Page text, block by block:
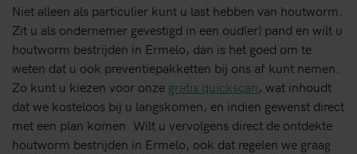
Niet alleen als particulier kunt u last hebben van houtworm.
Zit u als ondernemer gevestigd in een oud(er) pand en wilt u
houtworm bestrijden in Ermelo, dan is het goed om te
weten dat u ook preventiepakketten bij ons af kunt nemen.
Zo kunt u kiezen voor onze gratis quickscan, wat inhoudt
dat we kosteloos bij u langskomen, en indien gewenst direct
met een plan komen. Wilt u vervolgens direct de ontdekte
houtworm bestrijden in Ermelo, ook dat regelen we graag